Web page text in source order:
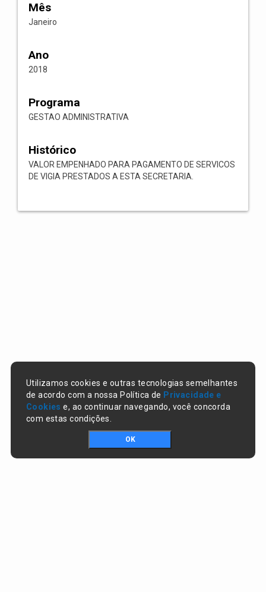
Mês
Janeiro
Ano
2018
Programa
GESTAO ADMINISTRATIVA
Histórico
VALOR EMPENHADO PARA PAGAMENTO DE SERVICOS
DE VIGIA PRESTADOS A ESTA SECRETARIA.
Utilizamos cookies e outras tecnologias semelhantes
de acordo com a nossa Política de Privacidade e
Cookies e, ao continuar navegando, você concorda
com estas condições.
OK